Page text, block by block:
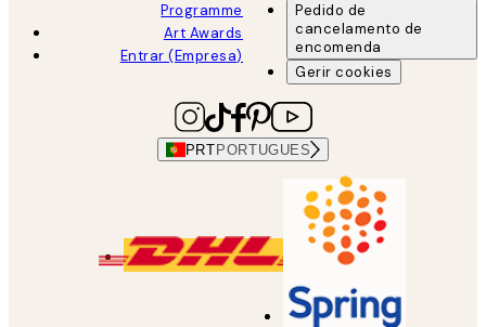
Programme
Art Awards
Entrar (Empresa)
Pedido de
cancelamento de
encomenda
Gerir cookies
PRT PORTUGUES